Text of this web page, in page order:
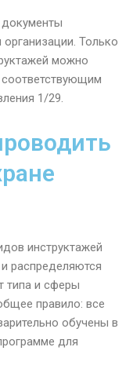
Только
можно
1/29.
инструктажей
распределяются
типа и сферы
правило: все
обучены в
для